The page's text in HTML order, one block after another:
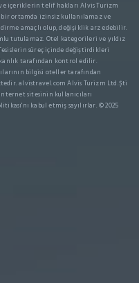
içeriklerin telif hakları Alvis Turizm
ortamda izinsiz kullanılamaz ve
amaçlı olup, değişiklik arz edebilir.
tutulamaz. Otel kategorileri ve yıldız
süreç içinde değiştirdikleri
tarafından kontrol edilir.
bilgisi oteller tarafından
alvistravel.com Alvis Turizm Ltd.Şti
sitesinin kullanıcıları
kabul etmiş sayılırlar. © 2025